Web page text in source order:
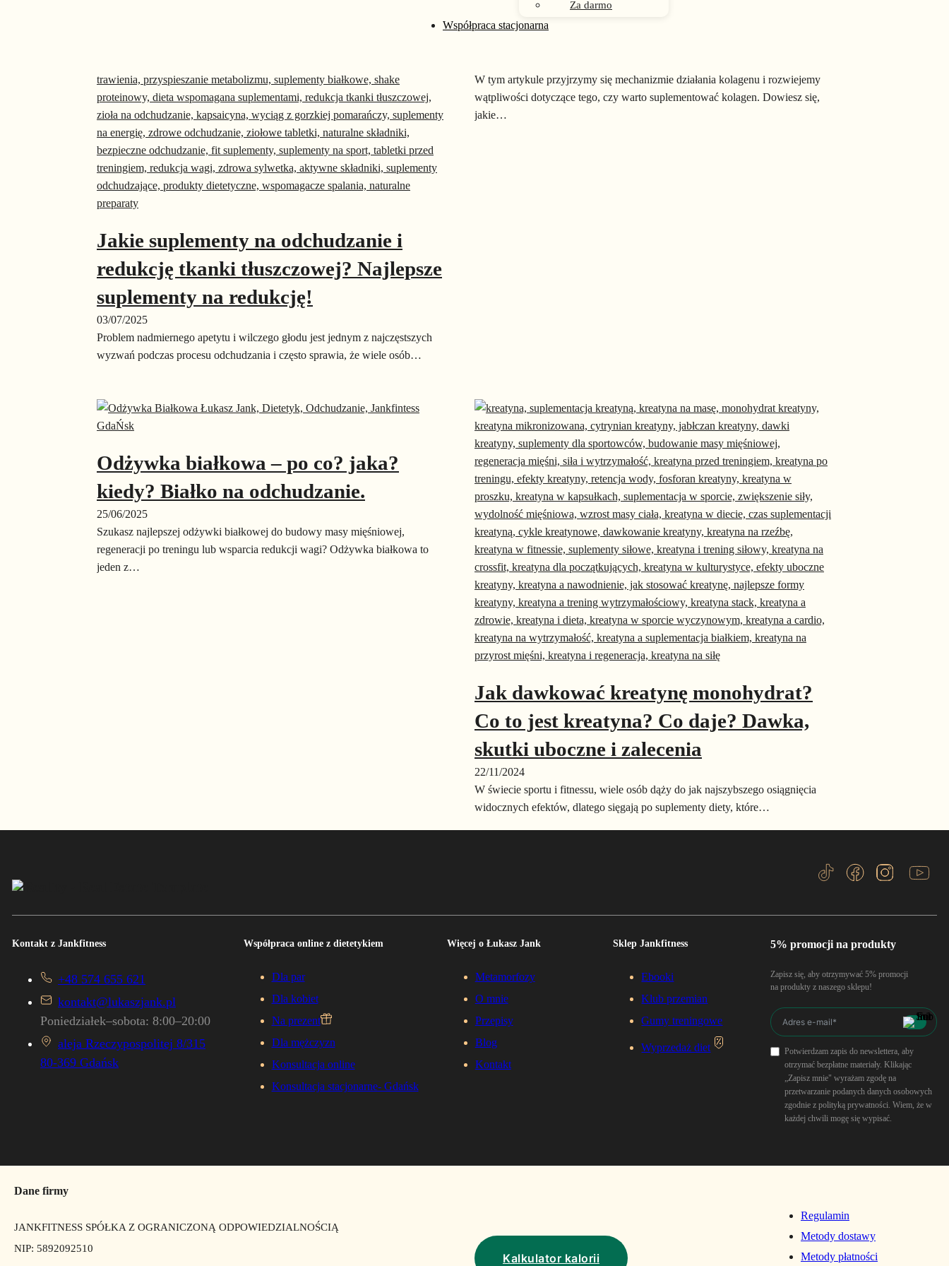
Za darmo
Współpraca stacjonarna
Jakie suplementy na odchudzanie i
redukcję tkanki tłuszczowej? Najlepsze
suplementy na redukcję!
03/07/2025
Problem nadmiernego apetytu i wilczego głodu jest jednym z najczęstszych
wyzwań podczas procesu odchudzania i często sprawia, że wiele osób…
Czy warto suplementować kolagen?
Fakty i mity o suplementacji.
W tym artykule przyjrzymy się mechanizmie działania kolagenu i rozwiejemy
wątpliwości dotyczące tego, czy warto suplementować kolagen. Dowiesz się,
jakie…
Odżywka białkowa – po co? jaka?
kiedy? Białko na odchudzanie.
25/06/2025
Szukasz najlepszej odżywki białkowej do budowy masy mięśniowej,
regeneracji po treningu lub wsparcia redukcji wagi? Odżywka białkowa to
jeden z…
Jak dawkować kreatynę monohydrat?
Co to jest kreatyna? Co daje? Dawka,
skutki uboczne i zalecenia
22/11/2024
W świecie sportu i fitnessu, wiele osób dąży do jak najszybszego osiągnięcia
widocznych efektów, dlatego sięgają po suplementy diety, które…
Kontakt z Jankfitness
+48 574 655 621
kontakt@lukaszjank.pl
Poniedziałek–sobota: 8:00–20:00
aleja Rzeczypospolitej 8/315
80-369 Gdańsk
Współpraca online z dietetykiem
Dla par
Dla kobiet
Na prezent
Dla mężczyzn
Konsultacja online
Konsultacja stacjonarne- Gdańsk
Więcej o Łukasz Jank
Metamorfozy
O mnie
Przepisy
Blog
Kontakt
Sklep Jankfitness
Ebooki
Klub przemian
Gumy treningowe
Wyprzedaż diet
5% promocji na produkty
Zapisz się, aby otrzymywać 5% promocji
na produkty z naszego sklepu!
Potwierdzam zapis do newslettera, aby
otrzymać bezpłatne materiały. Klikając
„Zapisz mnie" wyrażam zgodę na
przetwarzanie podanych danych osobowych
zgodnie z polityką prywatności. Wiem, że w
każdej chwili mogę się wypisać.
Dane firmy
JANKFITNESS SPÓŁKA Z OGRANICZONĄ ODPOWIEDZIALNOŚCIĄ
NIP: 5892092510
Kalkulator kalorii
Regulamin
Metody dostawy
Metody płatności